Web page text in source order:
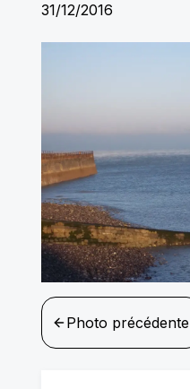
31/12/2016
Photo précédente